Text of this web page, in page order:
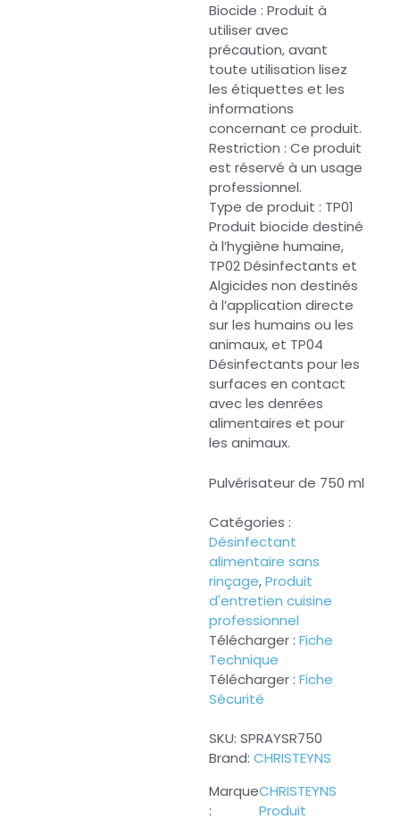
Biocide : Produit à
utiliser avec
précaution, avant
toute utilisation lisez
les étiquettes et les
informations
concernant ce produit.
Restriction : Ce produit
est réservé à un usage
professionnel.
Type de produit : TP01
Produit biocide destiné
à l’hygiène humaine,
TP02 Désinfectants et
Algicides non destinés
à l’application directe
sur les humains ou les
animaux, et TP04
Désinfectants pour les
surfaces en contact
avec les denrées
alimentaires et pour
les animaux.
Pulvérisateur de 750 ml
Catégories :
Désinfectant
alimentaire sans
rinçage,Produit
d'entretien cuisine
professionnel
Télécharger : Fiche
Technique
Télécharger : Fiche
Sécurité
SKU: SPRAYSR750
Brand: CHRISTEYNS
CHRISTEYNS
Produit